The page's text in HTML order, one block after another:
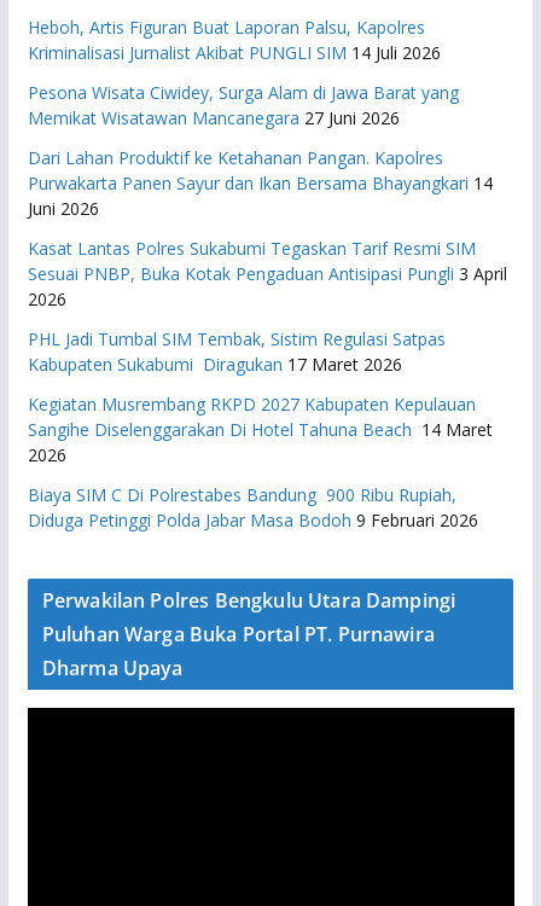
Heboh, Artis Figuran Buat Laporan Palsu, Kapolres
Kriminalisasi Jurnalist Akibat PUNGLI SIM 14 Juli 2026
Pesona Wisata Ciwidey, Surga Alam di Jawa Barat yang
Memikat Wisatawan Mancanegara 27 Juni 2026
Dari Lahan Produktif ke Ketahanan Pangan. Kapolres
Purwakarta Panen Sayur dan Ikan Bersama Bhayangkari 14
Juni 2026
Kasat Lantas Polres Sukabumi Tegaskan Tarif Resmi SIM
Sesuai PNBP, Buka Kotak Pengaduan Antisipasi Pungli 3 April
2026
PHL Jadi Tumbal SIM Tembak, Sistim Regulasi Satpas
Kabupaten Sukabumi Diragukan 17 Maret 2026
Kegiatan Musrembang RKPD 2027 ​Kabupaten Kepulauan
Sangihe Diselenggarakan Di Hotel Tahuna Beach 14 Maret
2026
Biaya SIM C Di Polrestabes Bandung 900 Ribu Rupiah,
Diduga Petinggi Polda Jabar Masa Bodoh 9 Februari 2026
Perwakilan Polres Bengkulu Utara Dampingi
Puluhan Warga Buka Portal PT. Purnawira
Dharma Upaya